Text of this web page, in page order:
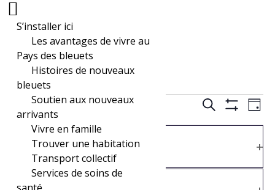
Évènements
for
10
octobre,
et
de
Recherche
Les
de
Jour
Filtres
modification
l'une
Catégorie Évènement
les
10/10/2024
Sélectionnez
11h00
S’installer ici
Les avantages de vivre au
Pays des bleuets
Histoires de nouveaux
bleuets
Soutien aux nouveaux
arrivants
Vivre en famille
Trouver une habitation
Transport collectif
Services de soins de